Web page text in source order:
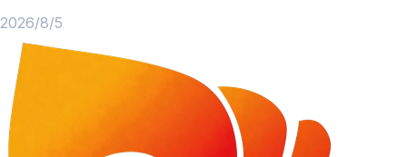
2026/8/5